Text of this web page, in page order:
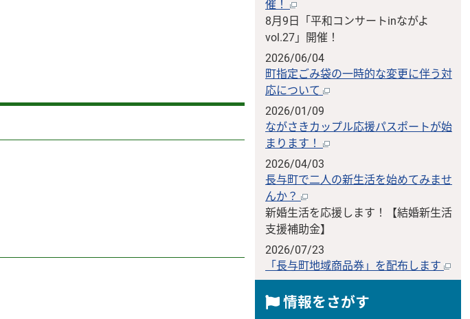
催！
8月9日「平和コンサートinながよ
vol.27」開催！
2026/06/04
町指定ごみ袋の一時的な変更に伴う対
応について
2026/01/09
ながさきカップル応援パスポートが始
まります！
2026/04/03
長与町で二人の新生活を始めてみませ
んか？
新婚生活を応援します！【結婚新生活
支援補助金】
2026/07/23
「長与町地域商品券」を配布します
情報をさがす